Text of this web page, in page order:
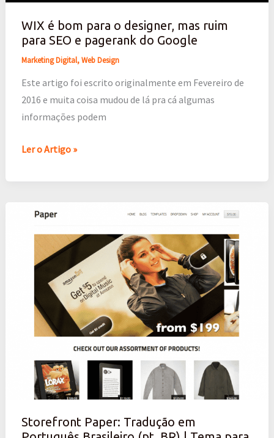
WIX é bom para o designer, mas ruim
para SEO e pagerank do Google
Marketing Digital,Web Design
Este artigo foi escrito originalmente em Fevereiro de
2016 e muita coisa mudou de lá pra cá algumas
informações podem
SEO
e
pagerank
do
Google
Ler o Artigo »
Storefront Paper: Tradução em
Storefront
Tradução
Português
Brasileiro
(pt_BR)
para
WordPress